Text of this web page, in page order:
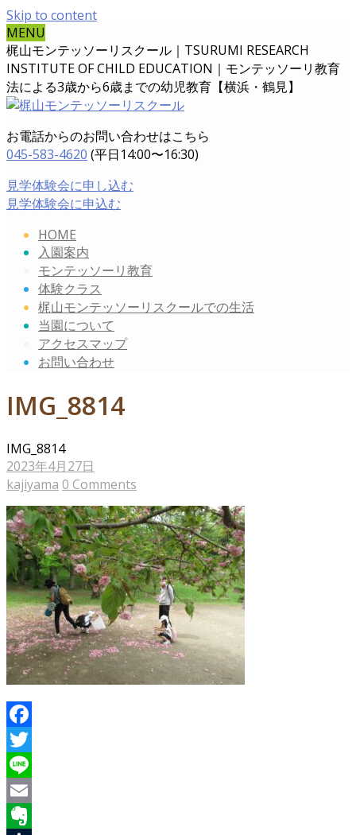
Skip to content
MENU
梶山モンテッソーリスクール｜TSURUMI RESEARCH
INSTITUTE OF CHILD EDUCATION｜ モンテッソーリ教育
法による3歳から6歳までの幼児教育【横浜・鶴見】
お電話からのお問い合わせはこちら
045-583-4620 (平日14:00〜16:30)
見学体験会に申し込む
見学体験会に申込む
HOME
入園案内
モンテッソーリ教育
体験クラス
梶山モンテッソーリスクールでの生活
当園について
アクセスマップ
お問い合わせ
IMG_8814
IMG_8814
2023年4月27日
kajiyama 0 Comments
Facebook
Twitter
Line
Email